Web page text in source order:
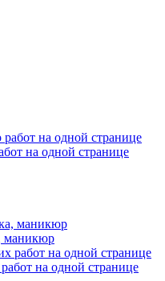
на одной странице
маникюр
на одной странице